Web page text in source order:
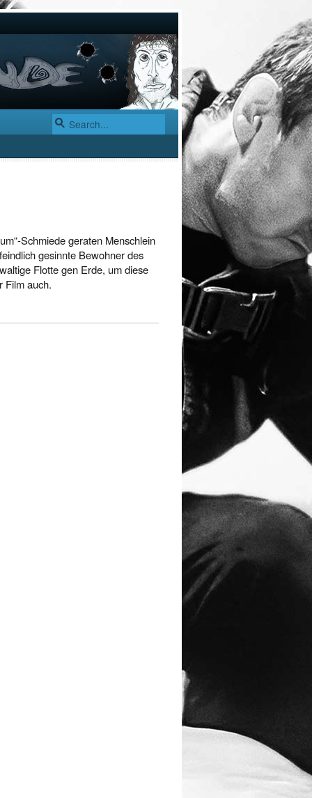
Schmiede geraten Menschlein
gesinnte Bewohner des
Flotte gen Erde, um diese
Film auch.